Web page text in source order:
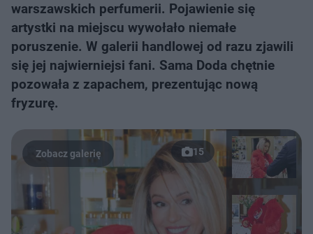
warszawskich perfumerii. Pojawienie się
artystki na miejscu wywołało niemałe
poruszenie. W galerii handlowej od razu zjawili
się jej najwierniejsi fani. Sama Doda chętnie
pozowała z zapachem, prezentując nową
fryzurę.
15